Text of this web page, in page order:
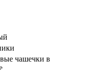
чашечки в